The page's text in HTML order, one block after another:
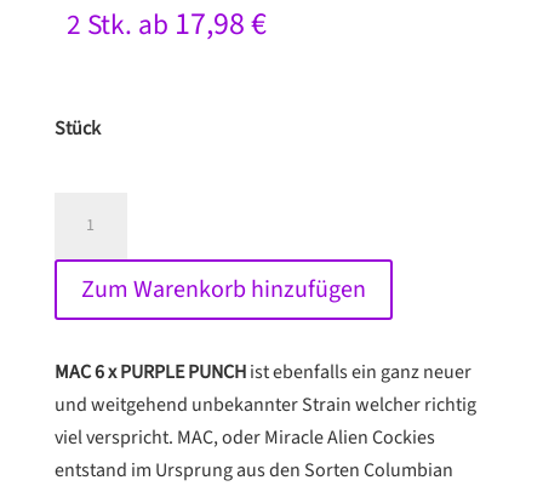
2 Stk. ab 17,98€
Stück
PURPLE
THC-
SAMEN
Menge
Zum Warenkorb hinzufügen
MAC 6 x PURPLE PUNCHist ebenfalls ein ganz neuer
und weitgehend unbekannter Strain welcher richtig
viel verspricht. MAC, oder Miracle Alien Cockies
entstand im Ursprung aus den Sorten Columbian